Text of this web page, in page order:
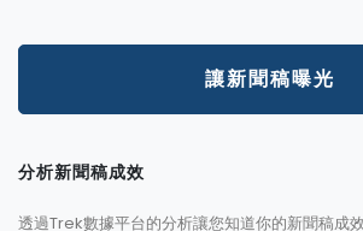
讓新聞稿曝光
分析新聞稿成效
透過Trek數據平台的分析讓您知道你的新聞稿成